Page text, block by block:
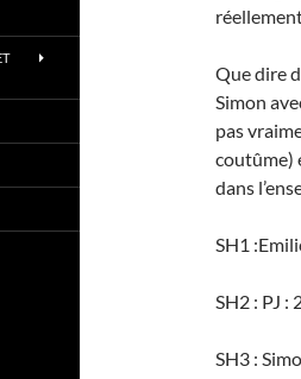
Que dire
Simon
pas
coutûme)
dans
SH1
SH2 : PJ :
SH3 :